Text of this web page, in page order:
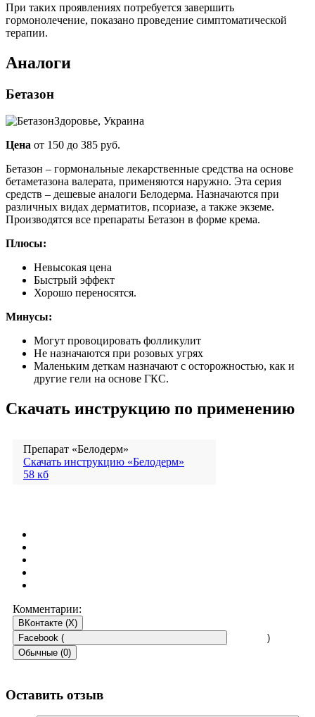
При таких проявлениях потребуется завершить
гормонолечение, показано проведение симптоматической
терапии.
Аналоги
Бетазон
Здоровье, Украина
Цена от 150 до 385 руб.
Бетазон – гормональные лекарственные средства на основе
бетаметазона валерата, применяются наружно. Эта серия
средств – дешевые аналоги Белодерма. Назначаются при
различных видах дерматитов, псориазе, а также экземе.
Производятся все препараты Бетазон в форме крема.
Плюсы:
Невысокая цена
Быстрый эффект
Хорошо переносятся.
Минусы:
Могут провоцировать фолликулит
Не назначаются при розовых угрях
Маленьким деткам назначают с осторожностью, как и
другие гели на основе ГКС.
Скачать инструкцию по применению
Препарат «Белодерм»
Скачать инструкцию «Белодерм»
58 кб
Комментарии:
ВКонтакте (X)
Facebook (
)
Обычные (0)
Оставить отзыв